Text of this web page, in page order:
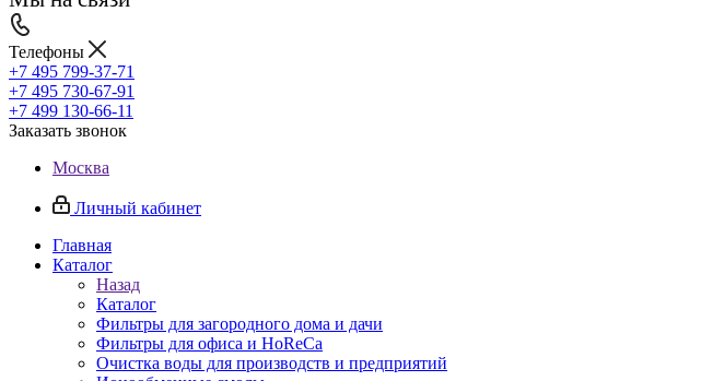
Телефоны
+7 495 799-37-71
+7 495 730-67-91
+7 499 130-66-11
Заказать звонок
Москва
Личный кабинет
Главная
Каталог
Назад
Каталог
Фильтры для загородного дома и дачи
Фильтры для офиса и HoReCa
Очистка воды для производств и предприятий